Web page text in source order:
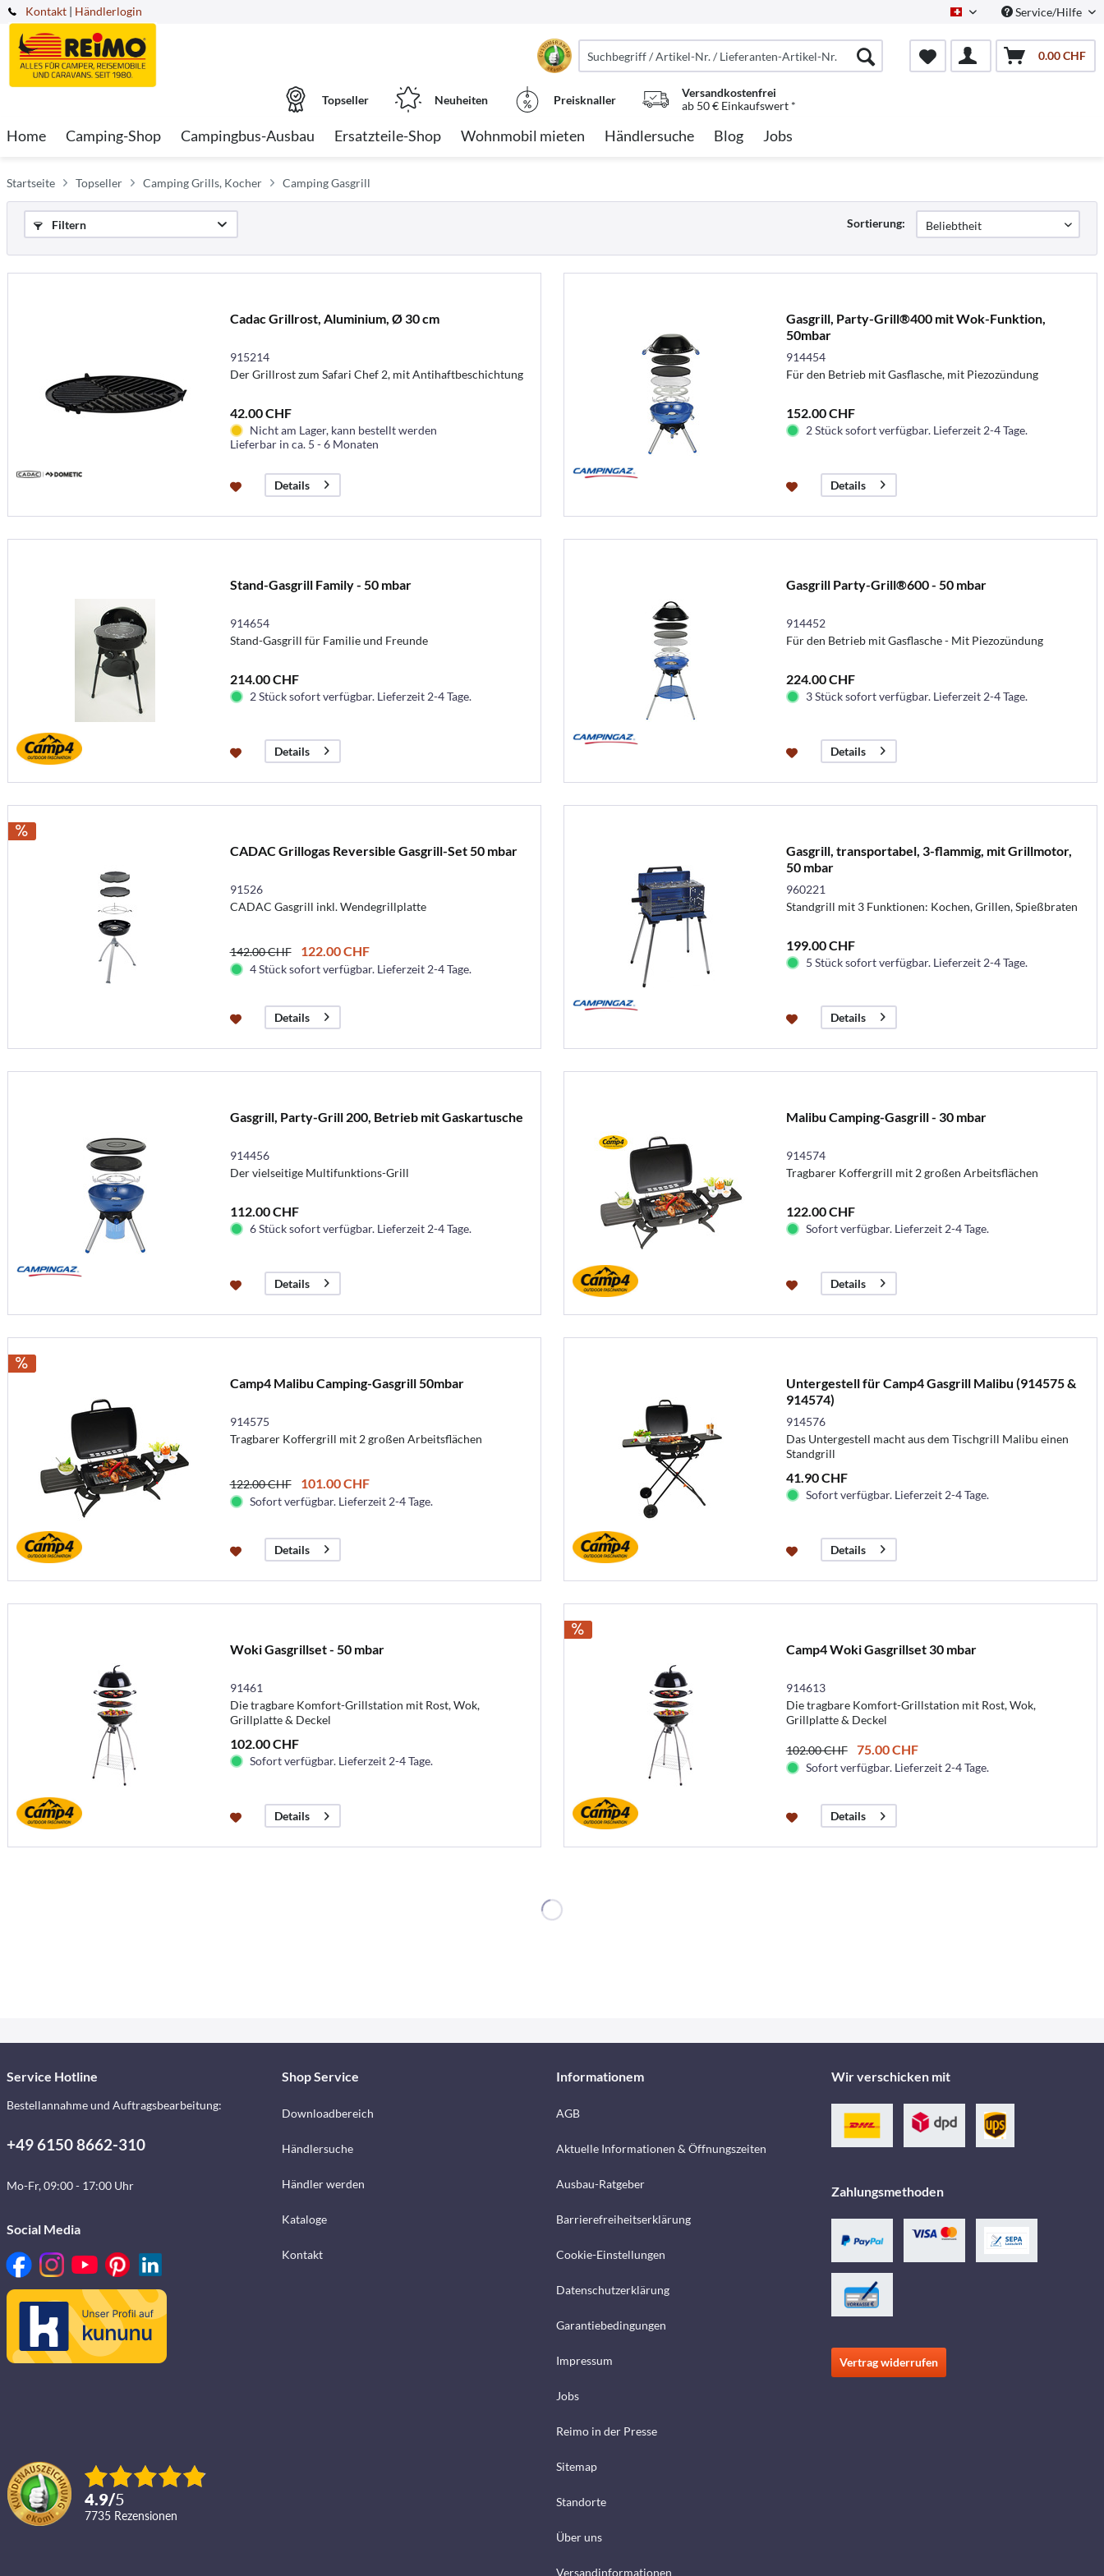
Kontakt Schweiz/DeutschService/Hilfe
| Händlerlogin
0.00 CHF
Topseller Neuheiten Preisknaller
Versandkostenfrei
ab 50 € Einkaufswert *
Home Camping-Shop Campingbus-Ausbau Ersatzteile-Shop Wohnmobil mieten Händlersuche Blog Jobs
Startseite Topseller Camping Grills, Kocher Camping Gasgrill
Filtern Sortierung:
Cadac Grillrost, Aluminium, Ø 30 cm
915214
Der Grillrost zum Safari Chef 2, mit Antihaftbeschichtung
42.00 CHF
Nicht am Lager, kann bestellt werden
Lieferbar in ca. 5 - 6 Monaten
Details
Gasgrill, Party-Grill®400 mit Wok-Funktion,
50mbar
914454
Für den Betrieb mit Gasflasche, mit Piezozündung
152.00 CHF
2 Stück sofort verfügbar. Lieferzeit 2-4 Tage.
Details
Stand-Gasgrill Family - 50 mbar
914654
Stand-Gasgrill für Familie und Freunde
214.00 CHF
2 Stück sofort verfügbar. Lieferzeit 2-4 Tage.
Details
Gasgrill Party-Grill®600 - 50 mbar
914452
Für den Betrieb mit Gasflasche - Mit Piezozündung
224.00 CHF
3 Stück sofort verfügbar. Lieferzeit 2-4 Tage.
Details
CADAC Grillogas Reversible Gasgrill-Set 50 mbar
91526
CADAC Gasgrill inkl. Wendegrillplatte
142.00 CHF 122.00 CHF
4 Stück sofort verfügbar. Lieferzeit 2-4 Tage.
Details
Gasgrill, transportabel, 3-flammig, mit Grillmotor,
50 mbar
960221
Standgrill mit 3 Funktionen: Kochen, Grillen, Spießbraten
199.00 CHF
5 Stück sofort verfügbar. Lieferzeit 2-4 Tage.
Details
Gasgrill, Party-Grill 200, Betrieb mit Gaskartusche
914456
Der vielseitige Multifunktions-Grill
112.00 CHF
6 Stück sofort verfügbar. Lieferzeit 2-4 Tage.
Details
Malibu Camping-Gasgrill - 30 mbar
914574
Tragbarer Koffergrill mit 2 großen Arbeitsflächen
122.00 CHF
Sofort verfügbar. Lieferzeit 2-4 Tage.
Details
Camp4 Malibu Camping-Gasgrill 50mbar
914575
Tragbarer Koffergrill mit 2 großen Arbeitsflächen
122.00 CHF 101.00 CHF
Sofort verfügbar. Lieferzeit 2-4 Tage.
Details
Untergestell für Camp4 Gasgrill Malibu (914575 &
914574)
914576
Das Untergestell macht aus dem Tischgrill Malibu einen
Standgrill
41.90 CHF
Sofort verfügbar. Lieferzeit 2-4 Tage.
Details
Woki Gasgrillset - 50 mbar
91461
Die tragbare Komfort-Grillstation mit Rost, Wok,
Grillplatte & Deckel
102.00 CHF
Sofort verfügbar. Lieferzeit 2-4 Tage.
Details
Camp4 Woki Gasgrillset 30 mbar
914613
Die tragbare Komfort-Grillstation mit Rost, Wok,
Grillplatte & Deckel
102.00 CHF 75.00 CHF
Sofort verfügbar. Lieferzeit 2-4 Tage.
Details
Service Hotline
Bestellannahme und Auftragsbearbeitung:
+49 6150 8662-310
Mo-Fr, 09:00 - 17:00 Uhr
Social Media
4.9/5
7735 Rezensionen
Shop Service
Downloadbereich
Händlersuche
Händler werden
Kataloge
Kontakt
Informationem
AGB
Aktuelle Informationen & Öffnungszeiten
Ausbau-Ratgeber
Barrierefreiheitserklärung
Cookie-Einstellungen
Datenschutzerklärung
Garantiebedingungen
Impressum
Jobs
Reimo in der Presse
Sitemap
Standorte
Über uns
Versandinformationen
Wir verschicken mit
Zahlungsmethoden
Vertrag widerrufen